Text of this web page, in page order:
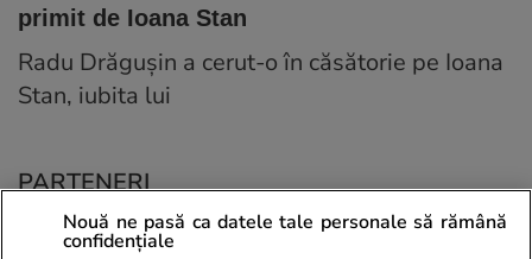
primit de Ioana Stan
Radu Drăgușin a cerut-o în căsătorie pe Ioana
Stan, iubita lui
PARTENERI
Nouă ne pasă ca datele tale personale să rămână
confidențiale